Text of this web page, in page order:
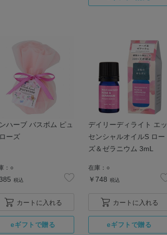
ハーブ バスボム ピュ
ーズ
： ○
税込
カートに入れる
デイリーディライト エッ
センシャルオイルS ロー
ズ＆ゼラニウム 3mL
在庫： ○
￥748 税込
カートに入れる